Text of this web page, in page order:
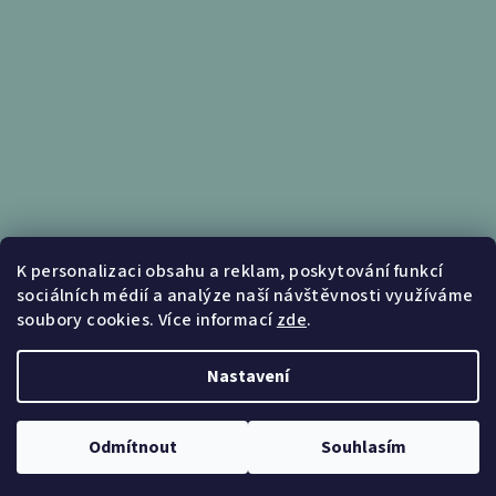
K personalizaci obsahu a reklam, poskytování funkcí
sociálních médií a analýze naší návštěvnosti využíváme
soubory cookies. Více informacízde.
Nastavení
Odmítnout Souhlasím
Informace pro vás
Obchodní podmínky
Upravit nastavení cookies
Vytvořil Shoptet